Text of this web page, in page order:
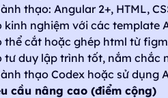
thạo: Angular 2+, HTML,
kinh nghiệm với các template
thể cắt hoặc ghép html từ
tư duy lập trình tốt, nắm chắc
thạo Codex hoặc sử dụng
cầu nâng cao (điểm cộng)